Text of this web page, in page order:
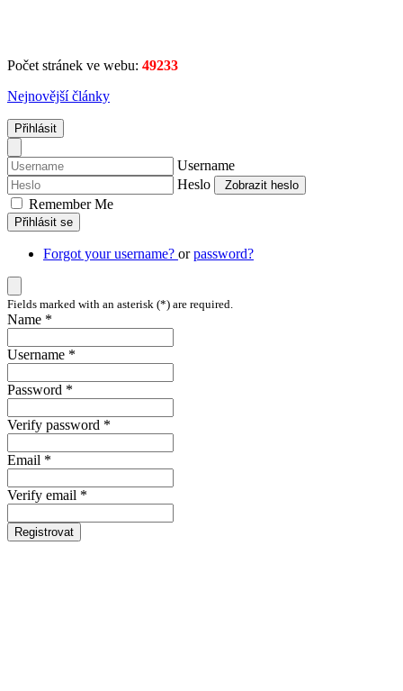
Počet stránek ve webu: 49233
Nejnovější články
Přihlásit
Username
Heslo
Zobrazit heslo
Remember Me
Přihlásit se
Forgot your username? orpassword?
Fields marked with an asterisk (*) are required.
Name *
Username *
Password *
Verify password *
Email *
Verify email *
Registrovat